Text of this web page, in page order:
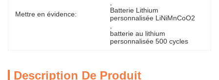
Mettre en évidence:
Batterie Lithium
personnalisée LiNiMnCoO2
batterie au lithium
personnalisée 500 cycles
Description De Produit